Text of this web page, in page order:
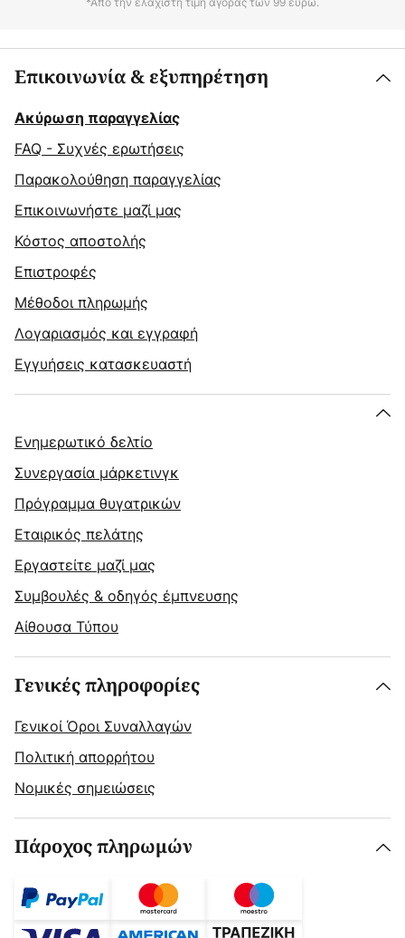
Επικοινωνία & εξυπηρέτηση
Ακύρωση παραγγελίας
FAQ - Συχνές ερωτήσεις
Παρακολούθηση παραγγελίας
Επικοινωνήστε μαζί μας
Κόστος αποστολής
Επιστροφές
Μέθοδοι πληρωμής
Λογαριασμός και εγγραφή
Εγγυήσεις κατασκευαστή
Ενημερωτικό δελτίο
Συνεργασία μάρκετινγκ
Πρόγραμμα θυγατρικών
Εταιρικός πελάτης
Εργαστείτε μαζί μας
Συμβουλές & οδηγός έμπνευσης
Αίθουσα Τύπου
Γενικές πληροφορίες
Γενικοί Όροι Συναλλαγών
Πολιτική απορρήτου
Νομικές σημειώσεις
Πάροχος πληρωμών